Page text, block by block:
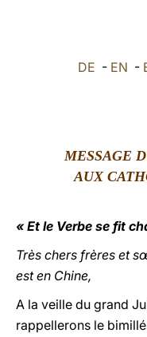
DE - EN -
MESSAGE
AUX
« Et le Verbe se fit
Très chers frères et
est en Chine,
A la veille du grand
rappellerons le